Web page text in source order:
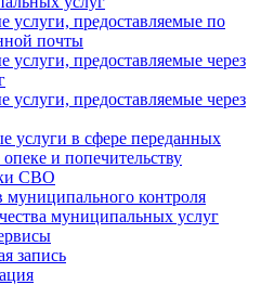
предоставляемые по
почты
предоставляемые через
предоставляемые через
услуги в сфере переданных
и попечительству
СВО
муниципального контроля
муниципальных услуг
запись